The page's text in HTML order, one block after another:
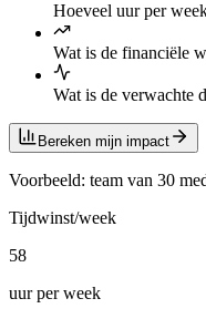
Hoeveel uur per
Wat is de financiële
Wat is de verwachte
Bereken mijn impact
Voorbeeld: team van 30
Tijdwinst/week
58
uur per week